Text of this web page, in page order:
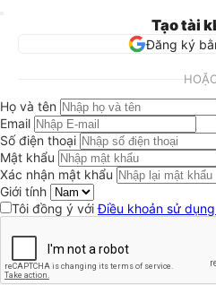
Tạo tài
Đăng ký
Họ và tên
Email
Số điện thoại
Mật khẩu
Xác nhận mật khẩu
Giới tính
Tôi đồng ý vớiĐiều khoản sử dụng